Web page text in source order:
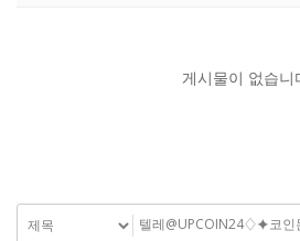
게시물이 없습니